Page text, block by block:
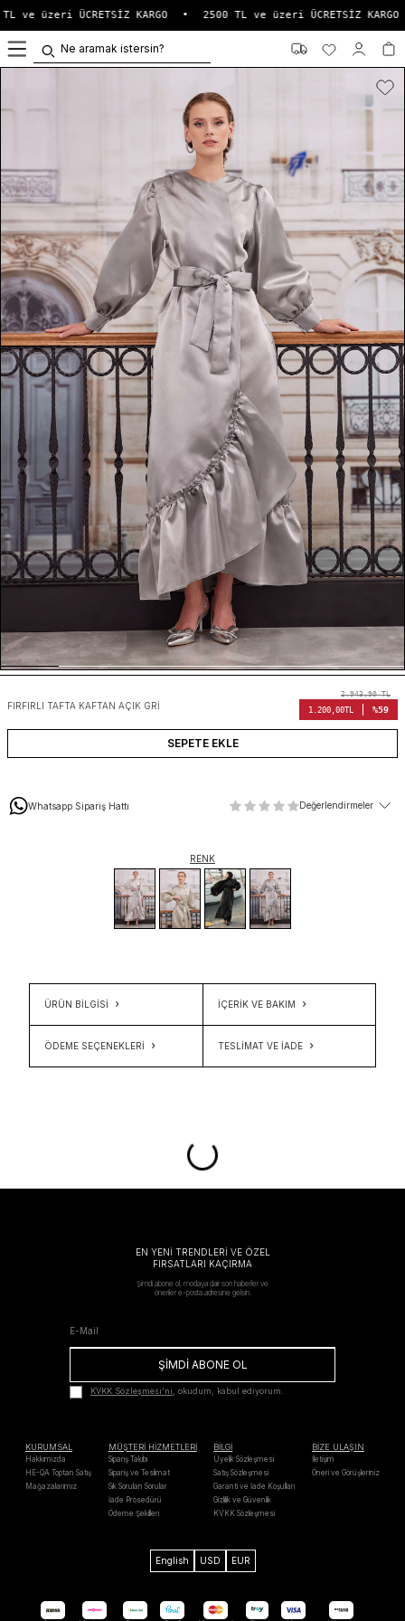
ve üzeri ÜCRETSİZ KARGO • 2500 TL ve üzeri ÜCRETSİZ KARGO
FIRFIRLI TAFTA KAFTAN AÇIK GRI
2.943,90TL
1.200,00TL %59
SEPETE EKLE
Whatsapp Sipariş Hattı Değerlendirmeler
RENK
ÜRÜN BİLGİSİ İÇERIK VE BAKIM
ÖDEME SEÇENEKLERI TESLIMAT VE İADE
EN YENİ TRENDLERİ VE ÖZEL
FIRSATLARI KAÇIRMA
Şimdi abone ol, modaya dair son haberler ve
öneriler e-posta adresine gelsin.
ŞİMDİ ABONE OL
KVKK Sözleşmesi'ni, okudum, kabul ediyorum.
KURUMSAL
Hakkımızda
HE-QA Toptan Satış
Mağazalarımız
MÜŞTERİ HİZMETLERİ
Sipariş Takibi
Sipariş ve Teslimat
Sık Sorulan Sorular
İade Prosedürü
Ödeme Şekilleri
BİLGİ
Üyelik Sözleşmesi
Satış Sözleşmesi
Garanti ve İade Koşulları
Gizlilik ve Güvenlik
KVKK Sözleşmesi
BİZE ULAŞIN
İletişim
Öneri ve Görüşleriniz
English USD EUR